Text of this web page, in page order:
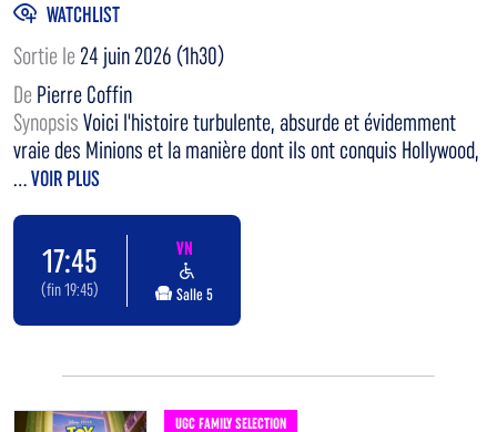
WATCHLIST
Sortie le 24 juin 2026 (1h30)
De Pierre Coffin
Synopsis Voici l'histoire turbulente, absurde et évidemment
vraie des Minions et la manière dont ils ont conquis Hollywood,
...VOIR PLUS
17:45
(fin 19:45)
VN
Salle 5
UGC FAMILY SELECTION